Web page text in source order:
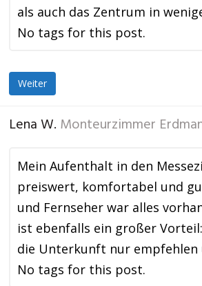
als auch das Zentrum in
No tags for this post.
Weiter
Lena W. Monteurzimmer
Mein Aufenthalt in den
preiswert, komfortabel und
und Fernseher war alles
ist ebenfalls ein großer
die Unterkunft nur empfehlen
No tags for this post.